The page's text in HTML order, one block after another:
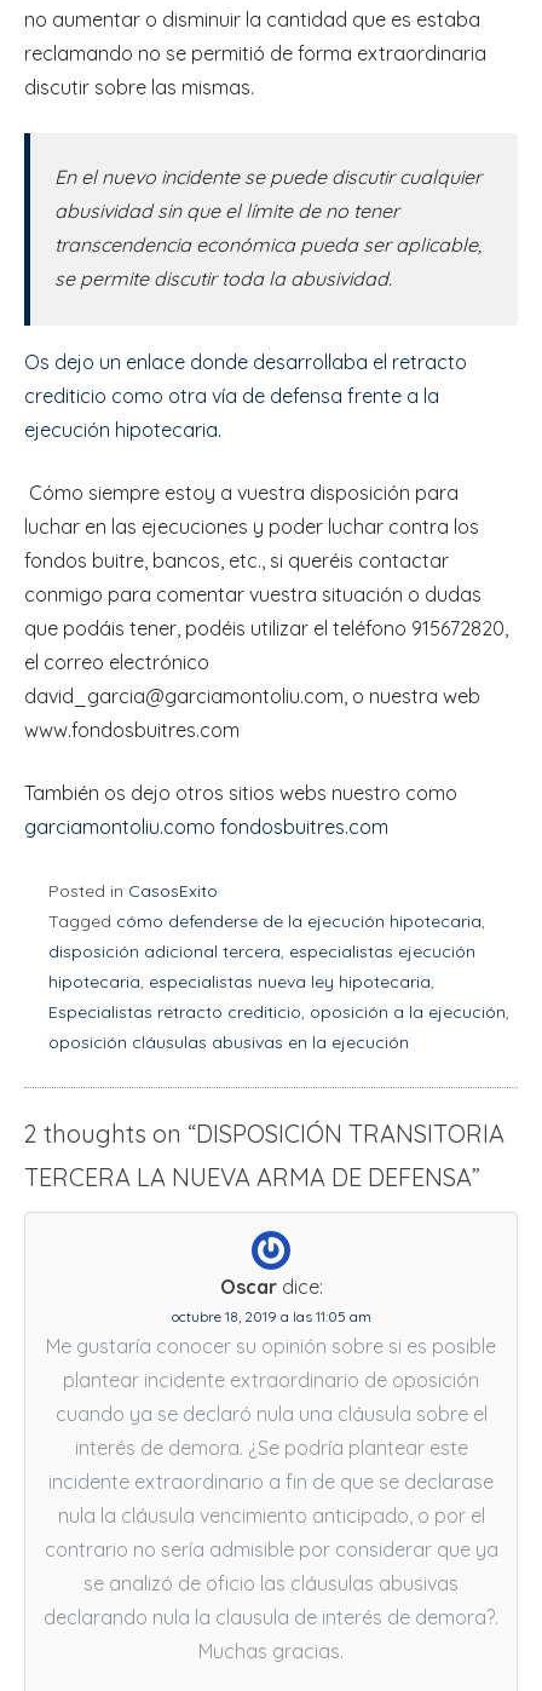
no aumentar o disminuir la cantidad que es estaba
reclamando no se permitió de forma extraordinaria
discutir sobre las mismas.
En el nuevo incidente se puede discutir cualquier
abusividad sin que el límite de no tener
transcendencia económica pueda ser aplicable,
se permite discutir toda la abusividad.
Os dejo un enlace donde desarrollaba el retracto
crediticio como otra vía de defensa frente a la
ejecución hipotecaria.
Cómo siempre estoy a vuestra disposición para
luchar en las ejecuciones y poder luchar contra los
fondos buitre, bancos, etc., si queréis contactar
conmigo para comentar vuestra situación o dudas
que podáis tener, podéis utilizar el teléfono 915672820,
el correo electrónico
david_garcia@garciamontoliu.com, o nuestra web
www.fondosbuitres.com
También os dejo otros sitios webs nuestro como
garciamontoliu.como fondosbuitres.com
Posted in CasosExito
Tagged cómo defenderse de la ejecución hipotecaria,
disposición adicional tercera, especialistas ejecución
hipotecaria, especialistas nueva ley hipotecaria,
Especialistas retracto crediticio, oposición a la ejecución,
oposición cláusulas abusivas en la ejecución
2 thoughts on “DISPOSICIÓN TRANSITORIA
TERCERA LA NUEVA ARMA DE DEFENSA”
Oscar dice:
octubre 18, 2019 a las 11:05 am
Me gustaría conocer su opinión sobre si es posible
plantear incidente extraordinario de oposición
cuando ya se declaró nula una cláusula sobre el
interés de demora. ¿Se podría plantear este
incidente extraordinario a fin de que se declarase
nula la cláusula vencimiento anticipado, o por el
contrario no sería admisible por considerar que ya
se analizó de oficio las cláusulas abusivas
declarando nula la clausula de interés de demora?.
Muchas gracias.